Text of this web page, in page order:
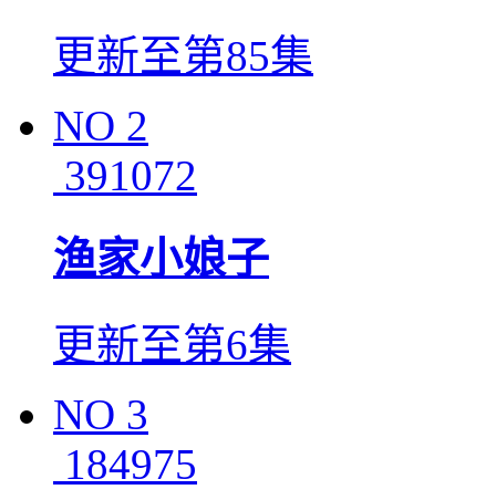
更新至第85集
NO 2
391072
渔家小娘子
更新至第6集
NO 3
184975